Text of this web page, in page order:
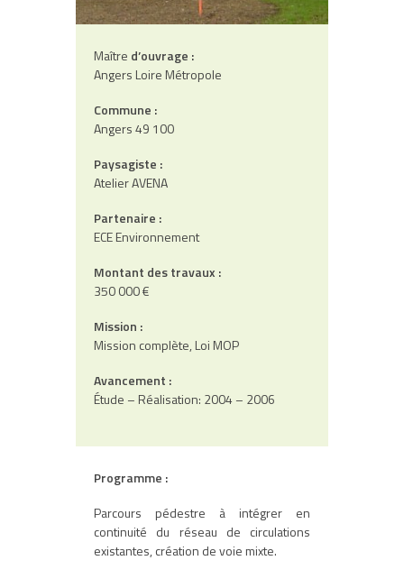
Maître d’ouvrage :
Angers Loire Métropole
Commune :
Angers 49 100
Paysagiste :
Atelier AVENA
Partenaire :
ECE Environnement
Montant des travaux :
350 000 €
Mission :
Mission complète, Loi MOP
Avancement :
Étude – Réalisation: 2004 – 2006
Programme :
Parcours pédestre à intégrer en
continuité du réseau de circulations
existantes, création de voie mixte.